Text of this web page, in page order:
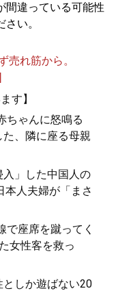
てが規格外！ なぜ人々
谷翔平に熱狂するの
間違っている可能性
い。
売れ筋から。
す】
ちゃんに怒鳴る
、隣に座る母親
」した中国人の
本人夫婦が「まさ
座席を蹴ってく
女性客を救っ
しか遊ばない20